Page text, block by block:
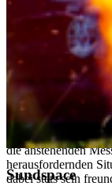
Sundspace
„Albert Plate war
sich ruhenden
Einsätze bereit“,
durchweg sehr
Mehrzweckschiffes
Seewasserstraßen
sehr gefasst sowohl
überkommenden
inneren Haltung
die anstehenden
herausfordernden
dabei stets sein